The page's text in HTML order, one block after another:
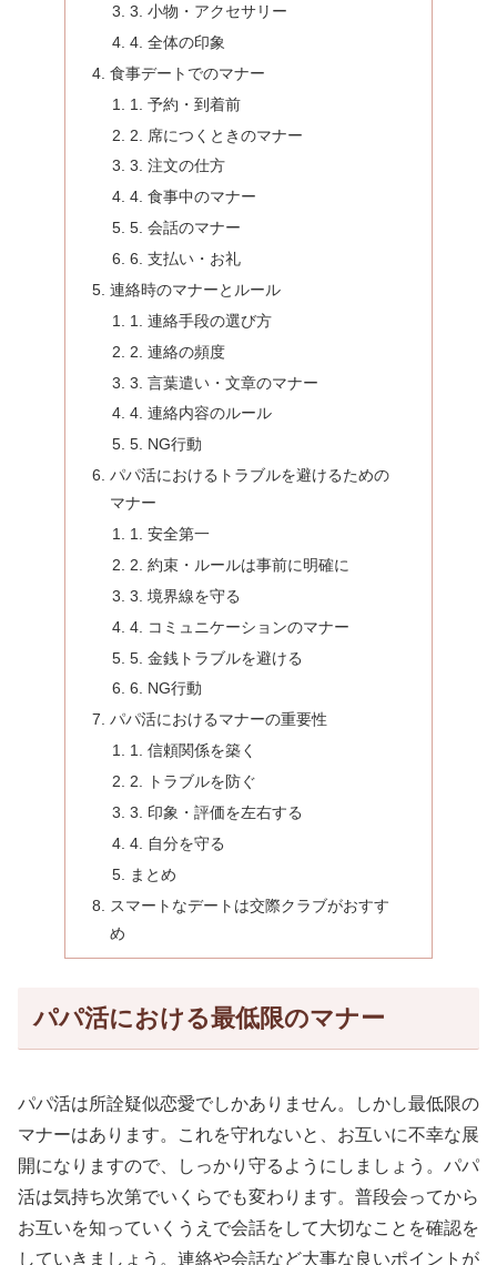
3. 小物・アクセサリー
4. 全体の印象
食事デートでのマナー
1. 予約・到着前
2. 席につくときのマナー
3. 注文の仕方
4. 食事中のマナー
5. 会話のマナー
6. 支払い・お礼
連絡時のマナーとルール
1. 連絡手段の選び方
2. 連絡の頻度
3. 言葉遣い・文章のマナー
4. 連絡内容のルール
5. NG行動
パパ活におけるトラブルを避けるための
マナー
1. 安全第一
2. 約束・ルールは事前に明確に
3. 境界線を守る
4. コミュニケーションのマナー
5. 金銭トラブルを避ける
6. NG行動
パパ活におけるマナーの重要性
1. 信頼関係を築く
2. トラブルを防ぐ
3. 印象・評価を左右する
4. 自分を守る
まとめ
スマートなデートは交際クラブがおすす
め
パパ活における最低限のマナー
パパ活は所詮疑似恋愛でしかありません。しかし最低限の
マナーはあります。これを守れないと、お互いに不幸な展
開になりますので、しっかり守るようにしましょう。パパ
活は気持ち次第でいくらでも変わります。普段会ってから
お互いを知っていくうえで会話をして大切なことを確認を
していきましょう。連絡や会話など大事な良いポイントが